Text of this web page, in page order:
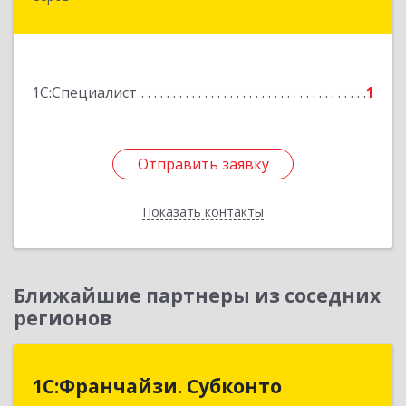
1С:Специалист 1
Отправить заявку
Показать контакты
Отправить заявку
Назад
Ближайшие партнеры из соседних
регионов
1С:Франчайзи. Субконто
1С:Франчайзи. Субконто